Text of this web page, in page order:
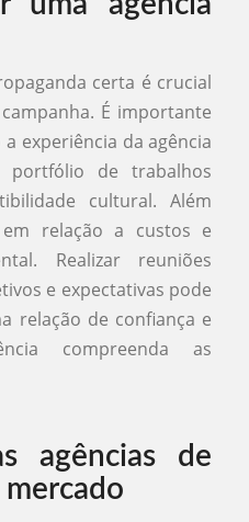
certa é crucial
É importante
experiência da agência
de trabalhos
cultural. Além
relação a custos e
Realizar reuniões
e expectativas pode
relação de confiança e
compreenda as
agências de